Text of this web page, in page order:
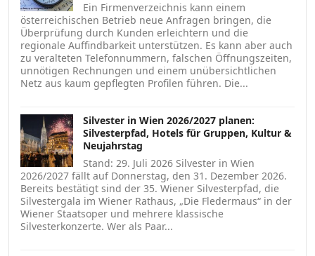
Ein Firmenverzeichnis kann einem
österreichischen Betrieb neue Anfragen bringen, die
Überprüfung durch Kunden erleichtern und die
regionale Auffindbarkeit unterstützen. Es kann aber auch
zu veralteten Telefonnummern, falschen Öffnungszeiten,
unnötigen Rechnungen und einem unübersichtlichen
Netz aus kaum gepflegten Profilen führen. Die...
Silvester in Wien 2026/2027 planen:
Silvesterpfad, Hotels für Gruppen, Kultur &
Neujahrstag
Stand: 29. Juli 2026 Silvester in Wien
2026/2027 fällt auf Donnerstag, den 31. Dezember 2026.
Bereits bestätigt sind der 35. Wiener Silvesterpfad, die
Silvestergala im Wiener Rathaus, „Die Fledermaus“ in der
Wiener Staatsoper und mehrere klassische
Silvesterkonzerte. Wer als Paar...